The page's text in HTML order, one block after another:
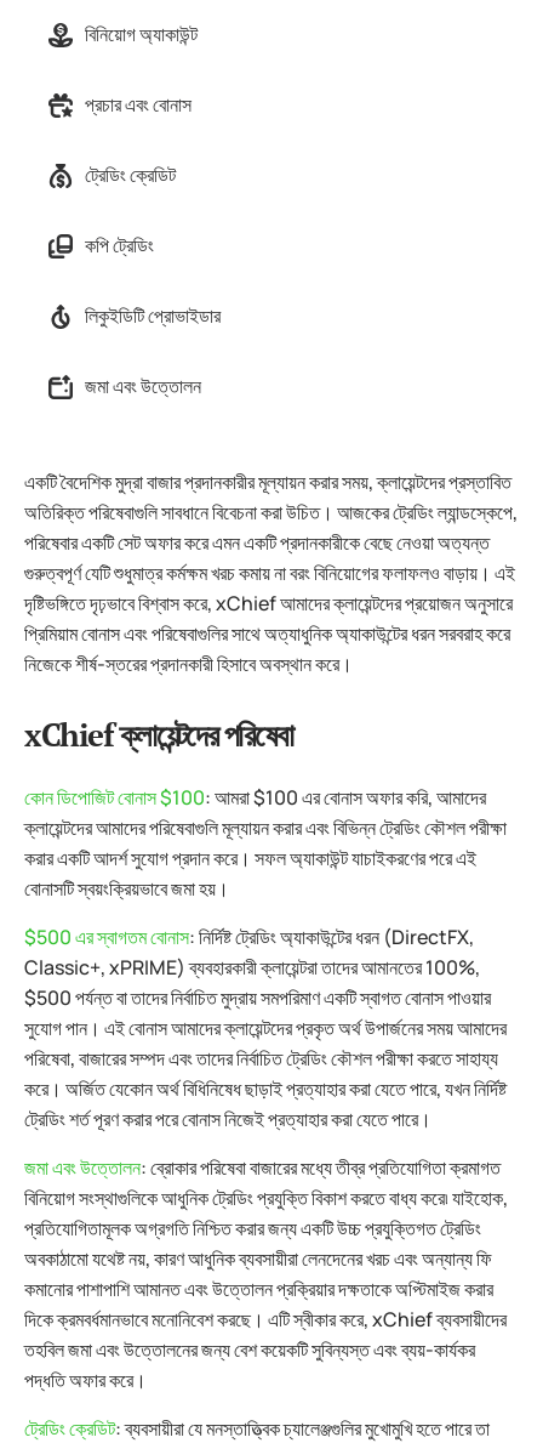
বিনিয়োগ অ্যাকাউন্ট
প্রচার এবং বোনাস
ট্রেডিং ক্রেডিট
কপি ট্রেডিং
লিকুইডিটি প্রোভাইডার
জমা এবং উত্তোলন
একটি বৈদেশিক মুদ্রা বাজার প্রদানকারীর মূল্যায়ন করার সময়, ক্লায়েন্টদের প্রস্তাবিত
অতিরিক্ত পরিষেবাগুলি সাবধানে বিবেচনা করা উচিত। আজকের ট্রেডিং ল্যান্ডস্কেপে,
পরিষেবার একটি সেট অফার করে এমন একটি প্রদানকারীকে বেছে নেওয়া অত্যন্ত
গুরুত্বপূর্ণ যেটি শুধুমাত্র কর্মক্ষম খরচ কমায় না বরং বিনিয়োগের ফলাফলও বাড়ায়। এই
দৃষ্টিভঙ্গিতে দৃঢ়ভাবে বিশ্বাস করে, xChief আমাদের ক্লায়েন্টদের প্রয়োজন অনুসারে
প্রিমিয়াম বোনাস এবং পরিষেবাগুলির সাথে অত্যাধুনিক অ্যাকাউন্টের ধরন সরবরাহ করে
নিজেকে শীর্ষ-স্তরের প্রদানকারী হিসাবে অবস্থান করে।
xChief ক্লায়েন্টদের পরিষেবা
কোন ডিপোজিট বোনাস $100: আমরা $100 এর বোনাস অফার করি, আমাদের
ক্লায়েন্টদের আমাদের পরিষেবাগুলি মূল্যায়ন করার এবং বিভিন্ন ট্রেডিং কৌশল পরীক্ষা
করার একটি আদর্শ সুযোগ প্রদান করে। সফল অ্যাকাউন্ট যাচাইকরণের পরে এই
বোনাসটি স্বয়ংক্রিয়ভাবে জমা হয়।
$500 এর স্বাগতম বোনাস: নির্দিষ্ট ট্রেডিং অ্যাকাউন্টের ধরন (DirectFX,
Classic+, xPRIME) ব্যবহারকারী ক্লায়েন্টরা তাদের আমানতের 100%,
$500 পর্যন্ত বা তাদের নির্বাচিত মুদ্রায় সমপরিমাণ একটি স্বাগত বোনাস পাওয়ার
সুযোগ পান। এই বোনাস আমাদের ক্লায়েন্টদের প্রকৃত অর্থ উপার্জনের সময় আমাদের
পরিষেবা, বাজারের সম্পদ এবং তাদের নির্বাচিত ট্রেডিং কৌশল পরীক্ষা করতে সাহায্য
করে। অর্জিত যেকোন অর্থ বিধিনিষেধ ছাড়াই প্রত্যাহার করা যেতে পারে, যখন নির্দিষ্ট
ট্রেডিং শর্ত পূরণ করার পরে বোনাস নিজেই প্রত্যাহার করা যেতে পারে।
জমা এবং উত্তোলন: ব্রোকার পরিষেবা বাজারের মধ্যে তীব্র প্রতিযোগিতা ক্রমাগত
বিনিয়োগ সংস্থাগুলিকে আধুনিক ট্রেডিং প্রযুক্তি বিকাশ করতে বাধ্য করে৷ যাইহোক,
প্রতিযোগিতামূলক অগ্রগতি নিশ্চিত করার জন্য একটি উচ্চ প্রযুক্তিগত ট্রেডিং
অবকাঠামো যথেষ্ট নয়, কারণ আধুনিক ব্যবসায়ীরা লেনদেনের খরচ এবং অন্যান্য ফি
কমানোর পাশাপাশি আমানত এবং উত্তোলন প্রক্রিয়ার দক্ষতাকে অপ্টিমাইজ করার
দিকে ক্রমবর্ধমানভাবে মনোনিবেশ করছে। এটি স্বীকার করে, xChief ব্যবসায়ীদের
তহবিল জমা এবং উত্তোলনের জন্য বেশ কয়েকটি সুবিন্যস্ত এবং ব্যয়-কার্যকর
পদ্ধতি অফার করে।
ট্রেডিং ক্রেডিট: ব্যবসায়ীরা যে মনস্তাত্ত্বিক চ্যালেঞ্জগুলির মুখোমুখি হতে পারে তা